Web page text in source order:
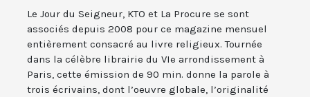
Le Jour du Seigneur, KTO et La Procure se sont
associés depuis 2008 pour ce magazine mensuel
entièrement consacré au livre religieux. Tournée
dans la célèbre librairie du VIe arrondissement à
Paris, cette émission de 90 min. donne la parole à
trois écrivains, dont l’oeuvre globale, l’originalité